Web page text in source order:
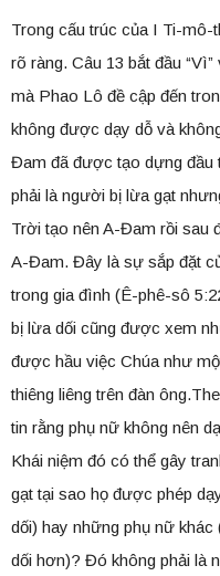
Trong cấu trúc của I Ti-mô-
rõ ràng. Câu 13 bắt đầu
mà Phao Lô đề cập đến
không được dạy dỗ và
Đam đã được tạo dựng đầu
phải là người bị lừa gạt
Trời tạo nên A-Đam rồi sau
A-Đam. Đây là sự sắp đặt
trong gia đình (Ê-phê-sô
bị lừa dối cũng được xem
được hầu việc Chúa như
thiêng liêng trên đàn
tin rằng phụ nữ không nên
Khái niệm đó có thể gây
gạt tại sao họ được phép
dối) hay những phụ nữ
dối hơn)? Đó không phải là